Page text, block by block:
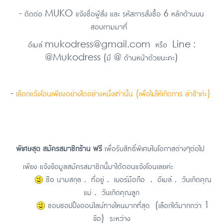
- ติดต่อ MUKO แจ้งชื่อผู้สั่ง และ รหัสการสั่งซื้อ 6 หลักด้านบน
สอบถามมาที่
อีเมล์ mukodress@gmail.com หรือ Line :
@Mukodress (มี @ ด้านหน้าด้วยนะคะ)
- เลือกแจ้งโอนเพียงอย่างใดอย่างหนึ่งเท่านั้น (เพื่อไม่ให้เกิดการ ล่าช้าค่ะ)
พิเศษสุด สมัครสมาชิกร้าน ฟรี เพื่อรับสิทธิ์พิเศษในโอกาสต่างๆต่อไป
เพียง แจ้งข้อมูลสมัครสมาชิกนี้มาได้ตอนแจ้งโอนเลยค่ะ
ชือ นามสกุล . ที่อยู่ . เบอร์มือถือ . อีเมล์ . วันเกิดคุณ
แม่ . วันเกิดคุณลูก
ชอบชอปปิ้งออนไลน์ทางไหนมากที่สุด (เลือกได้มากกว่า 1
ข้อ) ระหว่าง